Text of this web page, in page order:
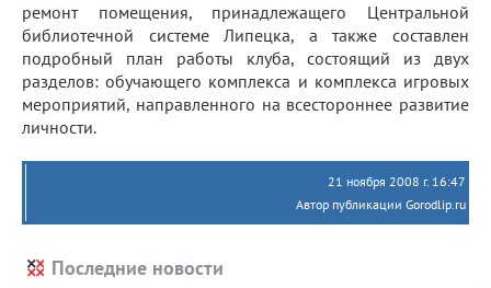
ремонт помещения, принадлежащего Центральной
библиотечной системе Липецка, а также составлен
подробный план работы клуба, состоящий из двух
разделов: обучающего комплекса и комплекса игровых
мероприятий, направленного на всестороннее развитие
личности.
21 ноября 2008 г. 16:47
Автор публикации Gorodlip.ru
Последние новости